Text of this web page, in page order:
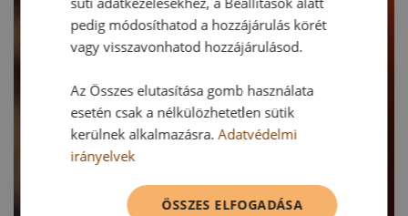
pedig módosíthatod a hozzájárulás körét
vagy visszavonhatod hozzájárulásod.
Az Összes elutasítása gomb használata
esetén csak a nélkülözhetetlen sütik
kerülnek alkalmazásra.Adatvédelmi
irányelvek
ÖSSZES ELFOGADÁSA